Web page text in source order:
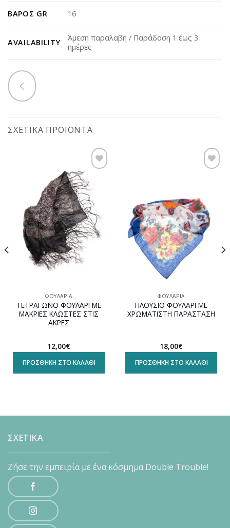
ΒΆΡΟΣ GR 16
AVAILABILITY
Άμεση παραλαβή / Παράδοση 1 έως 3
ημέρες
ΣΧΕΤΙΚΆ ΠΡΟΪΌΝΤΑ
Προσθήκη
στη
wishlist
ΦΟΥΛΆΡΙΑ
ΤΕΤΡΑΓΩΝΟ ΦΟΥΛΑΡΙ ΜΕ
ΜΑΚΡΙΕΣ ΚΛΩΣΤΕΣ ΣΤΙΣ
ΑΚΡΕΣ
12,00€
ΠΡΟΣΘΉΚΗ ΣΤΟ ΚΑΛΆΘΙ
wishlist
ΦΟΥΛΆΡΙΑ
ΠΛΟΥΣΙΟ ΦΟΥΛΑΡΙ ΜΕ
ΧΡΩΜΑΤΙΣΤΗ ΠΑΡΑΣΤΑΣΗ
18,00€
ΠΡΟΣΘΉΚΗ ΣΤΟ ΚΑΛΆΘΙ
ΣΧΕΤΙΚΑ
Ζήσε την εμπειρία με ένα κόσμημα Double Trouble!